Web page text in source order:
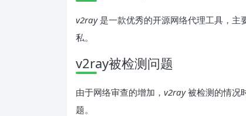
v2ray是一款优秀的开源网络代理工具，主
私。
v2ray被检测问题
由于网络审查的增加， v2ray被检测的情况
题。